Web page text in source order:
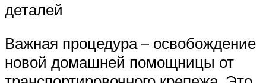
деталей
Важная процедура – освобождение
новой домашней помощницы от